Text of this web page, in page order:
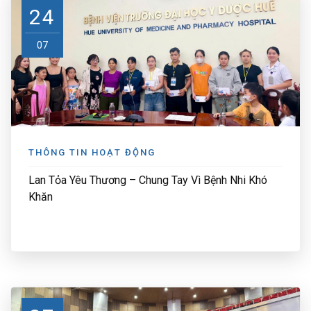
24
07
THÔNG TIN HOẠT ĐỘNG
Lan Tỏa Yêu Thương – Chung Tay Vì Bệnh Nhi Khó
Khăn